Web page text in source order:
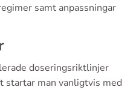
samt anpassningar
doseringsriktlinjer
startar man vanligtvis med